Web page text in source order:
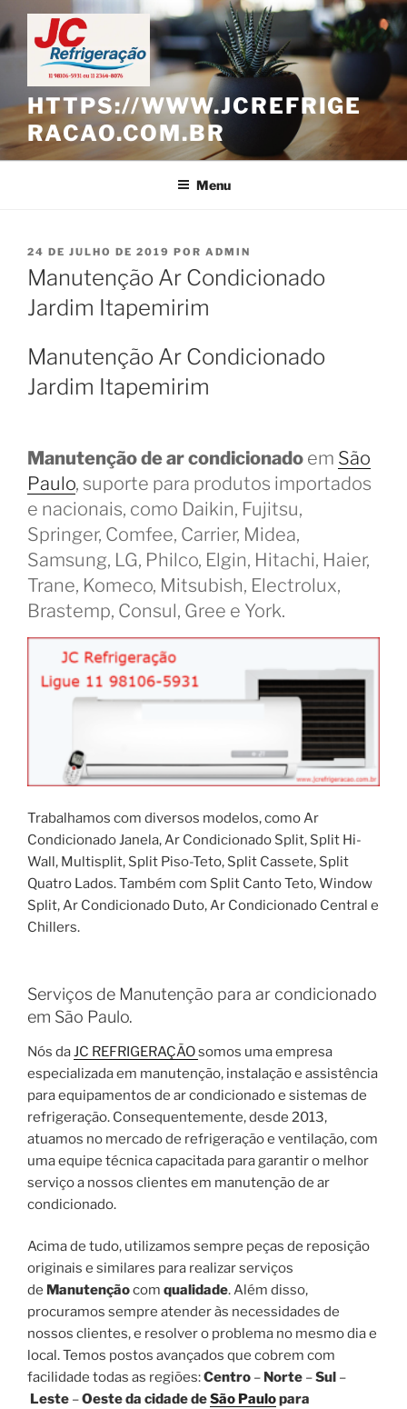
Pular
para
o
conteúdo
HTTPS://WWW.JCREFRIGE
RACAO.COM.BR
Menu
PUBLICADO
EM
24 DE JULHO DE 2019 POR ADMIN
Manutenção Ar Condicionado
Jardim Itapemirim
Manutenção Ar Condicionado
Jardim Itapemirim
Manutenção de ar condicionado em São
Paulo, suporte para produtos importados
e nacionais, como Daikin, Fujitsu,
Springer, Comfee, Carrier, Midea,
Samsung, LG, Philco, Elgin, Hitachi, Haier,
Trane, Komeco, Mitsubish, Electrolux,
Brastemp, Consul, Gree e York.
Trabalhamos com diversos modelos, como Ar
Condicionado Janela, Ar Condicionado Split, Split Hi-
Wall, Multisplit, Split Piso-Teto, Split Cassete, Split
Quatro Lados. Também com Split Canto Teto, Window
Split, Ar Condicionado Duto, Ar Condicionado Central e
Chillers.
Serviços de Manutenção para ar condicionado
em São Paulo.
Nós daJC REFRIGERAÇÃOsomos uma empresa
especializada em manutenção, instalação e assistência
para equipamentos de ar condicionado e sistemas de
refrigeração. Consequentemente, desde 2013,
atuamos no mercado de refrigeração e ventilação, com
uma equipe técnica capacitada para garantir o melhor
serviço a nossos clientes em manutenção de ar
condicionado.
Acima de tudo, utilizamos sempre peças de reposição
originais e similares para realizar serviços
de Manutençãocom qualidade. Além disso,
procuramos sempre atender às necessidades de
nossos clientes, e resolver o problema no mesmo dia e
local. Temos postos avançados que cobrem com
facilidade todas as regiões:Centro – Norte –Sul –
Leste –Oeste da cidade deSão Paulopara